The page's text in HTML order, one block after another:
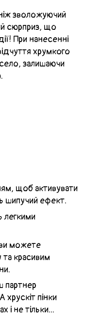
зволожуючий
сюрприз, що
При нанесенні
хрумкого
залишаючи
щоб активувати
шипучий ефект.
легкими
ви можете
красивим
партнер
пінки
і не тільки...